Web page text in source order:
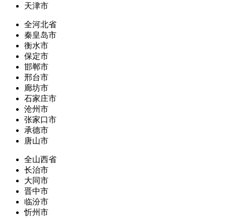
天津市
全河北省
秦皇岛市
衡水市
保定市
邯郸市
邢台市
廊坊市
石家庄市
沧州市
张家口市
承德市
唐山市
全山西省
长治市
大同市
晋中市
临汾市
忻州市